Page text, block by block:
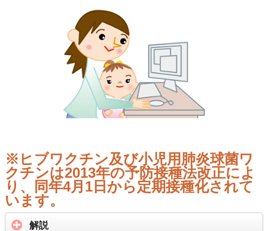
※ヒブワクチン及び小児用肺炎球菌ワ
クチンは2013年の予防接種法改正によ
り、同年4月1日から定期接種化されて
います。
解説